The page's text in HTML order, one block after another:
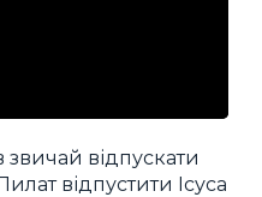
звичай відпускати
відпустити Ісуса